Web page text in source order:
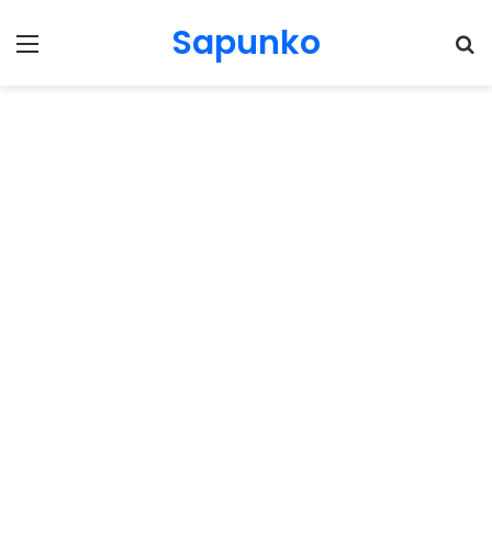
Menu Sapunko